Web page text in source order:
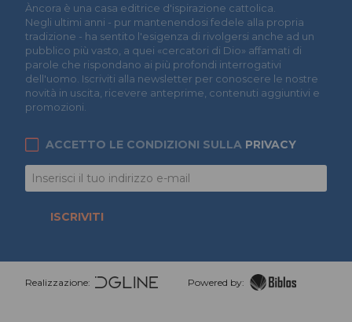
Àncora è una casa editrice d'ispirazione cattolica.
Negli ultimi anni - pur mantenendosi fedele alla propria
tradizione - ha sentito l'esigenza di rivolgersi anche ad un
pubblico più vasto, a quei «cercatori di Dio» affamati di
parole che rispondano ai più profondi interrogativi
dell'uomo. Iscriviti alla newsletter per conoscere le nostre
novità in uscita, ricevere anteprime, contenuti aggiuntivi e
promozioni.
ACCETTO LE CONDIZIONI SULLA PRIVACY
ISCRIVITI
Realizzazione: Powered by: